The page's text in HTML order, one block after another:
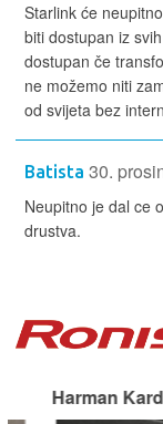
Starlink će
biti dostupan iz
dostupan če
ne možemo niti
od svijeta bez
Batista 30.
Neupitno je dal ce
drustva.
Harman Kardon